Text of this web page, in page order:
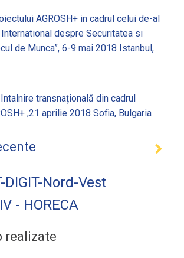
AGROSH+ in cadrul celui de-al
despre Securitatea si
de Munca”, 6-9 mai 2018 Istanbul,
transnațională din cadrul
,21 aprilie 2018 Sofia, Bulgaria
DIGIT-Nord-Vest
- HORECA
realizate